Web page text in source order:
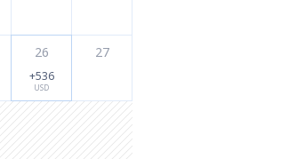
26
+536
USD
27